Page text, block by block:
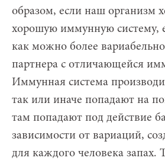
образом, если наш организм
хорошую иммунную систему,
как можно более
партнера с отличающейся
Иммунная система
так или иначе попадают на
там попадают под действие
зависимости от вариаций,
для каждого человека запах.